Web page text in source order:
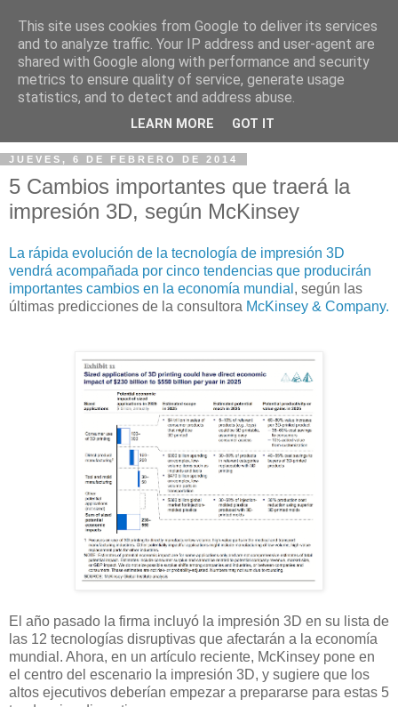
JUEVES, 6 DE FEBRERO DE 2014
5 Cambios importantes que traerá la
impresión 3D, según McKinsey
La rápida evolución de la tecnología de impresión 3D
vendrá acompañada por cinco tendencias que producirán
importantes cambios en la economía mundial , según las
últimas predicciones de la consultora McKinsey & Company.
El año pasado la firma incluyó la impresión 3D en su lista de
las 12 tecnologías disruptivas que afectarán a la economía
mundial. Ahora, en un artículo reciente, McKinsey pone en
el centro del escenario la impresión 3D, y sugiere que los
altos ejecutivos deberían empezar a prepararse para estas 5
This site uses cookies from Google to deliver its services
and to analyze traffic. Your IP address and user-agent are
shared with Google along with performance and security
metrics to ensure quality of service, generate usage
statistics, and to detect and address abuse.
LEARN MORE GOT IT